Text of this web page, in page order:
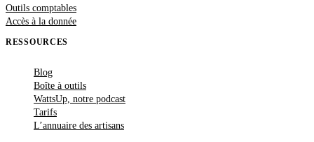
Outils comptables
Accès à la donnée
RESSOURCES
Blog
Boîte à outils
WattsUp, notre podcast
Tarifs
L’annuaire des artisans